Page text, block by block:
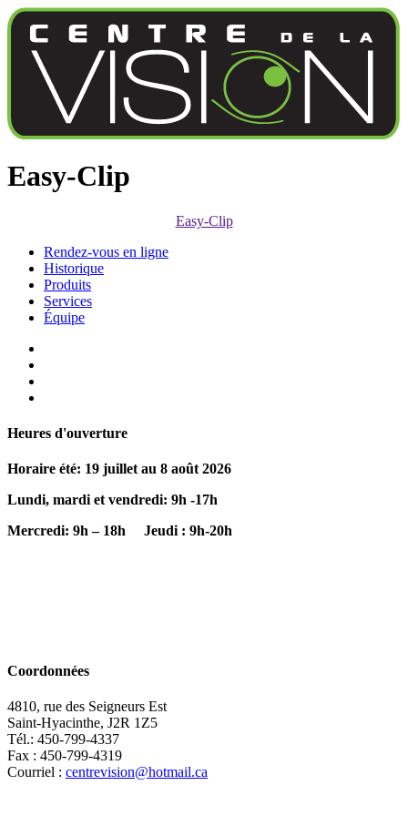
Easy-Clip
Easy-Clip
Rendez-vous en ligne
Historique
Produits
Services
Équipe
Heures d'ouverture
Horaire été: 19 juillet au 8 août 2026
Lundi, mardi et vendredi: 9h -17h
Mercredi: 9h – 18h Jeudi : 9h-20h
Coordonnées
4810, rue des Seigneurs Est
Saint-Hyacinthe, J2R 1Z5
Tél.: 450-799-4337
Fax : 450-799-4319
Courriel : centrevision@hotmail.ca